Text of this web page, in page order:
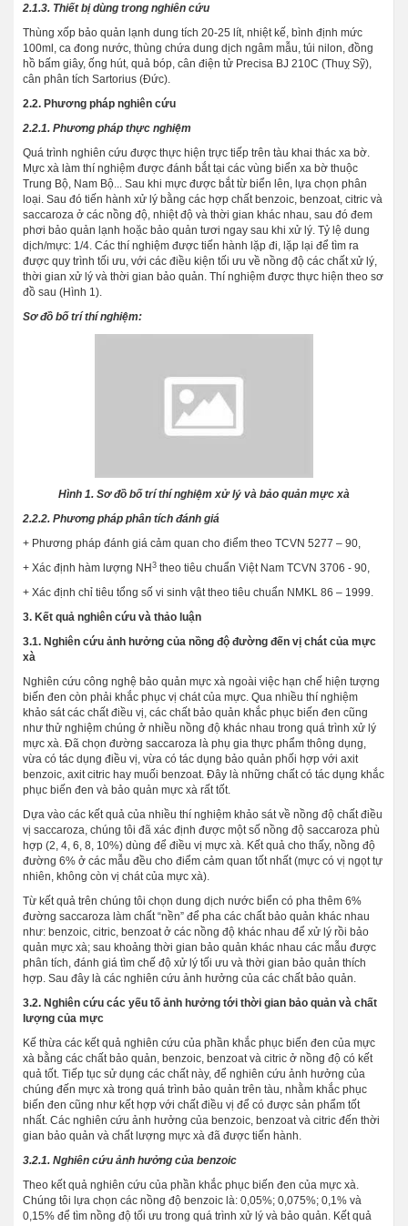
2.1.3. Thiết bị dùng trong nghiên cứu
Thùng xốp bảo quản lạnh dung tích 20-25 lít, nhiệt kế, bình định mức
100ml, ca đong nước, thùng chứa dung dịch ngâm mẫu, túi nilon, đồng
hồ bấm giây, ống hút, quả bóp, cân điện tử Precisa BJ 210C (Thuỵ Sỹ),
cân phân tích Sartorius (Đức).
2.2. Phương pháp nghiên cứu
2.2.1. Phương pháp thực nghiệm
Quá trình nghiên cứu được thực hiện trực tiếp trên tàu khai thác xa bờ.
Mực xà làm thí nghiệm được đánh bắt tại các vùng biển xa bờ thuộc
Trung Bộ, Nam Bộ... Sau khi mực được bắt từ biển lên, lựa chọn phân
loại. Sau đó tiến hành xử lý bằng các hợp chất benzoic, benzoat, citric và
saccaroza ở các nồng độ, nhiệt độ và thời gian khác nhau, sau đó đem
phơi bảo quản lạnh hoặc bảo quản tươi ngay sau khi xử lý. Tỷ lệ dung
dịch/mực: 1/4. Các thí nghiệm được tiến hành lặp đi, lặp lại để tìm ra
được quy trình tối ưu, với các điều kiện tối ưu về nồng độ các chất xử lý,
thời gian xử lý và thời gian bảo quản. Thí nghiệm được thực hiện theo sơ
đồ sau (Hình 1).
Sơ đồ bố trí thí nghiệm:
Hình 1. Sơ đồ bố trí thí nghiệm xử lý và bảo quản mực xà
2.2.2. Phương pháp phân tích đánh giá
+ Phương pháp đánh giá cảm quan cho điểm theo TCVN 5277 – 90,
+ Xác định hàm lượng NH 3 theo tiêu chuẩn Việt Nam TCVN 3706 - 90,
+ Xác định chỉ tiêu tổng số vi sinh vật theo tiêu chuẩn NMKL 86 – 1999.
3. Kết quả nghiên cứu và thảo luận
3.1. Nghiên cứu ảnh hưởng của nồng độ đường đến vị chát của mực
xà
Nghiên cứu công nghệ bảo quản mực xà ngoài việc hạn chế hiện tượng
biến đen còn phải khắc phục vị chát của mực. Qua nhiều thí nghiệm
khảo sát các chất điều vị, các chất bảo quản khắc phục biến đen cũng
như thử nghiệm chúng ở nhiều nồng độ khác nhau trong quá trình xử lý
mực xà. Đã chọn đường saccaroza là phụ gia thực phẩm thông dụng,
vừa có tác dụng điều vị, vừa có tác dụng bảo quản phối hợp với axit
benzoic, axit citric hay muối benzoat. Đây là những chất có tác dụng khắc
phục biến đen và bảo quản mực xà rất tốt.
Dựa vào các kết quả của nhiều thí nghiệm khảo sát về nồng độ chất điều
vị saccaroza, chúng tôi đã xác định được một số nồng độ saccaroza phù
hợp (2, 4, 6, 8, 10%) dùng để điều vị mực xà. Kết quả cho thấy, nồng độ
đường 6% ở các mẫu đều cho điểm cảm quan tốt nhất (mực có vị ngọt tự
nhiên, không còn vị chát của mực xà).
Từ kết quả trên chúng tôi chọn dung dịch nước biển có pha thêm 6%
đường saccaroza làm chất “nền” để pha các chất bảo quản khác nhau
như: benzoic, citric, benzoat ở các nồng độ khác nhau để xử lý rồi bảo
quản mực xà; sau khoảng thời gian bảo quản khác nhau các mẫu được
phân tích, đánh giá tìm chế độ xử lý tối ưu và thời gian bảo quản thích
hợp. Sau đây là các nghiên cứu ảnh hưởng của các chất bảo quản.
3.2. Nghiên cứu các yếu tố ảnh hưởng tới thời gian bảo quản và chất
lượng của mực
Kế thừa các kết quả nghiên cứu của phần khắc phục biến đen của mực
xà bằng các chất bảo quản, benzoic, benzoat và citric ở nồng độ có kết
quả tốt. Tiếp tục sử dụng các chất này, để nghiên cứu ảnh hưởng của
chúng đến mực xà trong quá trình bảo quản trên tàu, nhằm khắc phục
biến đen cũng như kết hợp với chất điều vị để có được sản phẩm tốt
nhất. Các nghiên cứu ảnh hưởng của benzoic, benzoat và citric đến thời
gian bảo quản và chất lượng mực xà đã được tiến hành.
3.2.1. Nghiên cứu ảnh hưởng của benzoic
Theo kết quả nghiên cứu của phần khắc phục biến đen của mực xà.
Chúng tôi lựa chọn các nồng độ benzoic là: 0,05%; 0,075%; 0,1% và
0,15% để tìm nồng độ tối ưu trong quá trình xử lý và bảo quản. Kết quả